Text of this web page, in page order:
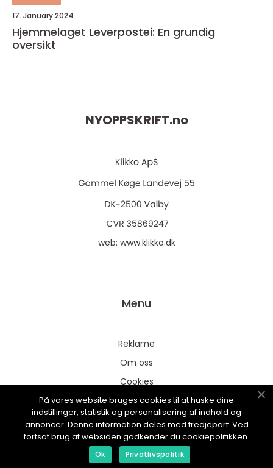
17. January 2024
Hjemmelaget Leverpostei: En grundig
oversikt
NYOPPSKRIFT.no
web: www.klikko.dk
Menu
Reklame
Om oss
Cookies
Kontakt Oss
Sitemap
På vores website bruges cookies til at huske dine
indstillinger, statistik og personalisering af indhold og
annoncer. Denne information deles med tredjepart. Ved
fortsat brug af websiden godkender du cookiepolitikken.
Ok Privatlivspolitik